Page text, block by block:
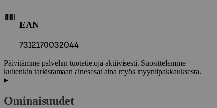
EAN
7312170032044
Päivitämme palvelun tuotetietoja aktiivisesti. Suosittelemme
kuitenkin tarkistamaan ainesosat aina myös myyntipakkauksesta.
Ominaisuudet